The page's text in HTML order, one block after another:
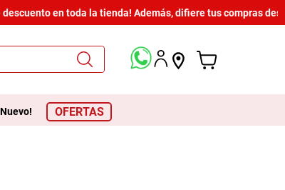
en toda la tienda! Además, difiere tus compras desde
Nuevo! OFERTAS